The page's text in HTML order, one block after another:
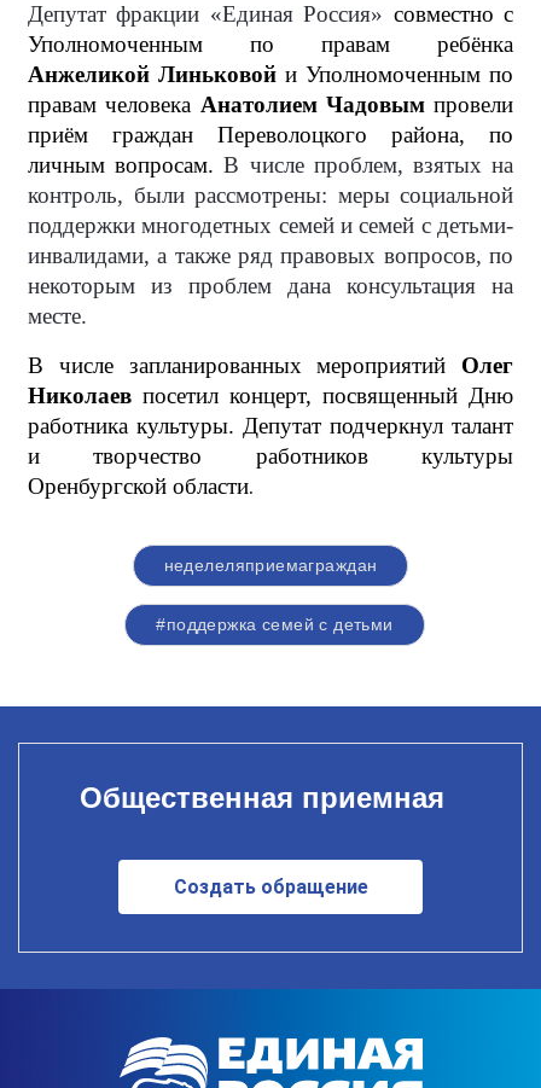
Депутат фракции «Единая Россия» совместно с
Уполномоченным по правам ребёнка
Анжеликой Линьковой и Уполномоченным по
правам человека Анатолием Чадовымпровели
приём граждан Переволоцкого района, по
личным вопросам. В числе проблем, взятых на
контроль, были рассмотрены: меры социальной
поддержки многодетных семей и семей с детьми-
инвалидами, а также ряд правовых вопросов, по
некоторым из проблем дана консультация на
месте.
В числе запланированных мероприятий Олег
Николаев посетил концерт, посвященный Дню
работника культуры. Депутат подчеркнул талант
и творчество работников культуры
Оренбургской области.
неделеляприемаграждан
#поддержка семей с детьми
Общественная приемная
Создать обращение